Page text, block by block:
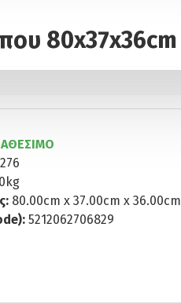
80x37x36cm
80.00cm x 37.00cm x 36.00cm
5212062706829